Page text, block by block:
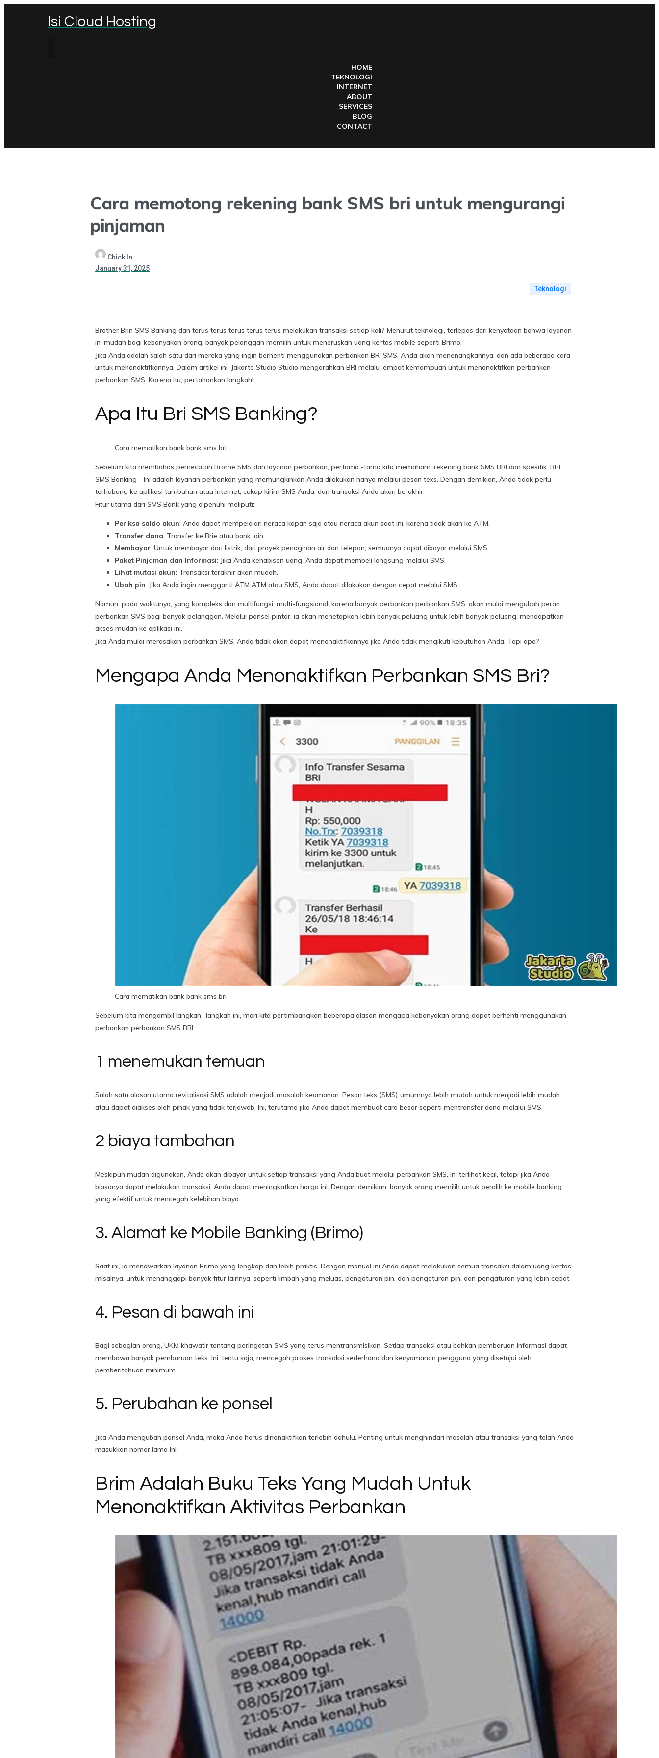
Isi Cloud Hosting
HOME
TEKNOLOGI
INTERNET
ABOUT
SERVICES
BLOG
CONTACT
Cara memotong rekening bank SMS bri untuk mengurangi
pinjaman
Chick In
January 31, 2025
Teknologi
Brother Brin SMS Banking dan terus terus terus terus terus melakukan transaksi setiap kali? Menurut teknologi, terlepas dari kenyataan bahwa layanan
ini mudah bagi kebanyakan orang, banyak pelanggan memilih untuk meneruskan uang kertas mobile seperti Brimo.
Jika Anda adalah salah satu dari mereka yang ingin berhenti menggunakan perbankan BRI SMS, Anda akan menenangkannya, dan ada beberapa cara
untuk menonaktifkannya. Dalam artikel ini, Jakarta Studio Studio mengarahkan BRI melalui empat kemampuan untuk menonaktifkan perbankan
perbankan SMS. Karena itu, pertahankan langkah!
Apa Itu Bri SMS Banking?
Cara mematikan bank bank sms bri
Sebelum kita membahas pemecatan Brome SMS dan layanan perbankan, pertama -tama kita memahami rekening bank SMS BRI dan spesifik. BRI
SMS Banking - Ini adalah layanan perbankan yang memungkinkan Anda dilakukan hanya melalui pesan teks. Dengan demikian, Anda tidak perlu
terhubung ke aplikasi tambahan atau internet, cukup kirim SMS Anda, dan transaksi Anda akan berakhir.
Fitur utama dari SMS Bank yang dipenuhi meliputi:
Periksa saldo akun: Anda dapat mempelajari neraca kapan saja atau neraca akun saat ini, karena tidak akan ke ATM.
Transfer dana: Transfer ke Brie atau bank lain.
Membayar: Untuk membayar dari listrik, dari proyek penagihan air dan telepon, semuanya dapat dibayar melalui SMS.
Paket Pinjaman dan Informasi: Jika Anda kehabisan uang, Anda dapat membeli langsung melalui SMS.
Lihat mutasi akun: Transaksi terakhir akan mudah.
Ubah pin: Jika Anda ingin mengganti ATM ATM atau SMS, Anda dapat dilakukan dengan cepat melalui SMS.
Namun, pada waktunya, yang kompleks dan multifungsi, multi-fungsional, karena banyak perbankan perbankan SMS, akan mulai mengubah peran
perbankan SMS bagi banyak pelanggan. Melalui ponsel pintar, ia akan menetapkan lebih banyak peluang untuk lebih banyak peluang, mendapatkan
akses mudah ke aplikasi ini.
Jika Anda mulai merasakan perbankan SMS, Anda tidak akan dapat menonaktifkannya jika Anda tidak mengikuti kebutuhan Anda. Tapi apa?
Mengapa Anda Menonaktifkan Perbankan SMS Bri?
Cara mematikan bank bank sms bri
Sebelum kita mengambil langkah -langkah ini, mari kita pertimbangkan beberapa alasan mengapa kebanyakan orang dapat berhenti menggunakan
perbankan perbankan SMS BRI.
1 menemukan temuan
Salah satu alasan utama revitalisasi SMS adalah menjadi masalah keamanan. Pesan teks (SMS) umumnya lebih mudah untuk menjadi lebih mudah
atau dapat diakses oleh pihak yang tidak terjawab. Ini, terutama jika Anda dapat membuat cara besar seperti mentransfer dana melalui SMS.
2 biaya tambahan
Meskipun mudah digunakan, Anda akan dibayar untuk setiap transaksi yang Anda buat melalui perbankan SMS. Ini terlihat kecil, tetapi jika Anda
biasanya dapat melakukan transaksi, Anda dapat meningkatkan harga ini. Dengan demikian, banyak orang memilih untuk beralih ke mobile banking
yang efektif untuk mencegah kelebihan biaya.
3. Alamat ke Mobile Banking (Brimo)
Saat ini, ia menawarkan layanan Brimo yang lengkap dan lebih praktis. Dengan manual ini Anda dapat melakukan semua transaksi dalam uang kertas,
misalnya, untuk menanggapi banyak fitur lainnya, seperti limbah yang meluas, pengaturan pin, dan pengaturan pin, dan pengaturan yang lebih cepat.
4. Pesan di bawah ini
Bagi sebagian orang, UKM khawatir tentang peringatan SMS yang terus mentransmisikan. Setiap transaksi atau bahkan pembaruan informasi dapat
membawa banyak pembaruan teks. Ini, tentu saja, mencegah proses transaksi sederhana dan kenyamanan pengguna yang disetujui oleh
pemberitahuan minimum.
5. Perubahan ke ponsel
Jika Anda mengubah ponsel Anda, maka Anda harus dinonaktifkan terlebih dahulu. Penting untuk menghindari masalah atau transaksi yang telah Anda
masukkan nomor lama ini.
Brim Adalah Buku Teks Yang Mudah Untuk
Menonaktifkan Aktivitas Perbankan